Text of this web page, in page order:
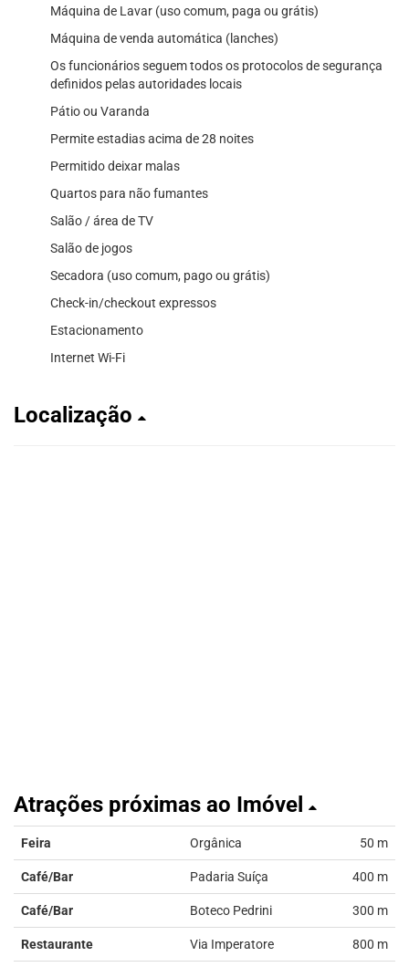
Máquina de Lavar (uso comum, paga ou grátis)
Máquina de venda automática (lanches)
Os funcionários seguem todos os protocolos de segurança
definidos pelas autoridades locais
Pátio ou Varanda
Permite estadias acima de 28 noites
Permitido deixar malas
Quartos para não fumantes
Salão / área de TV
Salão de jogos
Secadora (uso comum, pago ou grátis)
Check-in/checkout expressos
Estacionamento
Internet Wi-Fi
Localização
Atrações próximas ao Imóvel
Feira Orgânica 50 m
Café/Bar Padaria Suíça 400 m
Café/Bar Boteco Pedrini 300 m
Restaurante Via Imperatore 800 m